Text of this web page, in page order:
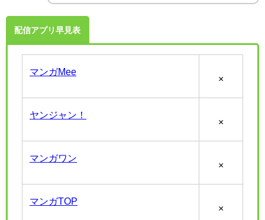
配信アプリ早見表
マンガMee
×
ヤンジャン！
×
マンガワン
×
マンガTOP
×